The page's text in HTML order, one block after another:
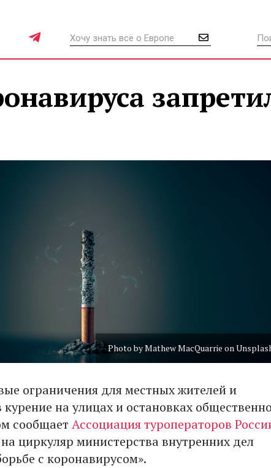
Photo by Mathew MacQuarrie on
ограничения для местных жителей и
курение на улицах и остановках
сообщает Ассоциация туроператоров
циркуляр министерства внутренних дел
с коронавирусом».